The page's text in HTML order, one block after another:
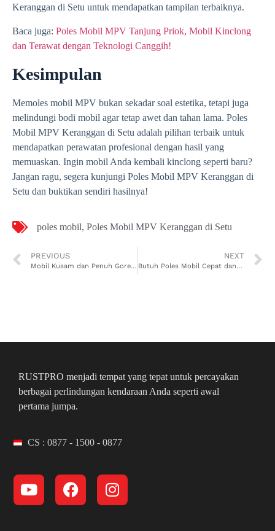
Keranggan di Setu untuk mendapatkan tampilan terbaiknya.
Baca juga: Poles Mobil MPV Tanjung Priok, Mobil Kinclong
dan Terawat dengan Teknologi Canggih!
Kesimpulan
Memoles mobil MPV bukan sekadar soal estetika, tetapi juga
melindungi bodi mobil agar tetap awet dan tahan lama. Poles
Mobil MPV Keranggan di Setu adalah pilihan terbaik untuk
mendapatkan perawatan profesional dengan hasil yang
memuaskan. Ingin mobil Anda kembali kinclong seperti baru?
Jangan ragu, segera kunjungi Poles Mobil MPV Keranggan di
Setu dan buktikan sendiri hasilnya!
poles mobil, Poles Mobil MPV Keranggan di Setu
PREVIOUS
Mobil Kusam dan Penuh Goresan? Poles Mobil MPV Ketabang di Genteng Jawabannya!
NEXT
Butuh Poles Mobil Cepat dan Berkualitas? Poles Mobil MPV Tanah Kalikedinding di Kenjeran Jawabannya!
RUSTPRO menjadi tempat yang tepat untuk percayakan
berbagai perlindungan kendaraan Anda seperti awal
pertama jumpa.
CS : 0877 - 1500 - 0877